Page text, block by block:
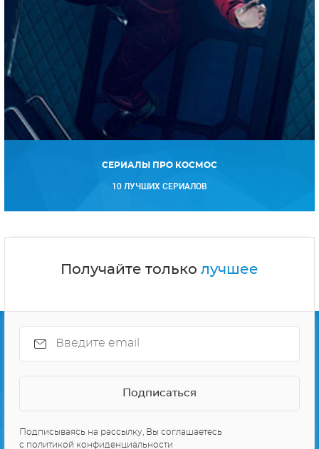
СЕРИАЛЫ ПРО КОСМОС
10 ЛУЧШИХ СЕРИАЛОВ
Получайте только лучшее
Подписываясь на рассылку, Вы соглашаетесь
с политикой конфиденциальности